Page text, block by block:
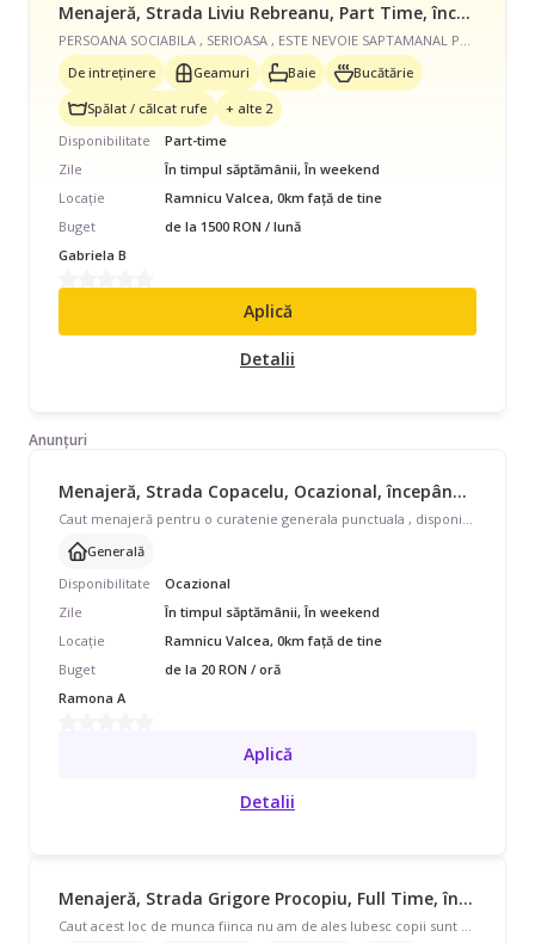
Menajeră, Strada Liviu Rebreanu, Part Time, începând cu 1500 lei/lună
PERSOANA SOCIABILA , SERIOASA , ESTE NEVOIE SAPTAMANAL PT CURATENIE INTRETINERE, GATIT, CALCAT ; SE POATE STABILI O ANUMITA ZI DIN SAPTAMANA , CU 6 SAU 8 ORE ; .. PAUZA DE CAFEA ; PAUZA DE MASA DACA SE STA 8 ORE .. cu PRANZ ASIGURAT CASA IN CETATUIE .. GAZON ; SERA ;
De intreținere
Geamuri Baie
Bucătărie
Spălat / călcat rufe
+ alte 2
Disponibilitate
Part-time
Zile
În timpul săptămânii, În weekend
Locație
Ramnicu Valcea, 0km față de tine
Buget
de la 1500 RON / lună
Gabriela B
Aplică
Detalii
Anunțuri
Menajeră, Strada Copacelu, Ocazional, începând cu 20 lei/oră
Generală
Disponibilitate
Ocazional
Zile
În timpul săptămânii, În weekend
Locație
Ramnicu Valcea, 0km față de tine
Buget
de la 20 RON / oră
Ramona A
Aplică
Detalii
Menajeră, Strada Grigore Procopiu, Full Time, începând cu 3500 lei/lună